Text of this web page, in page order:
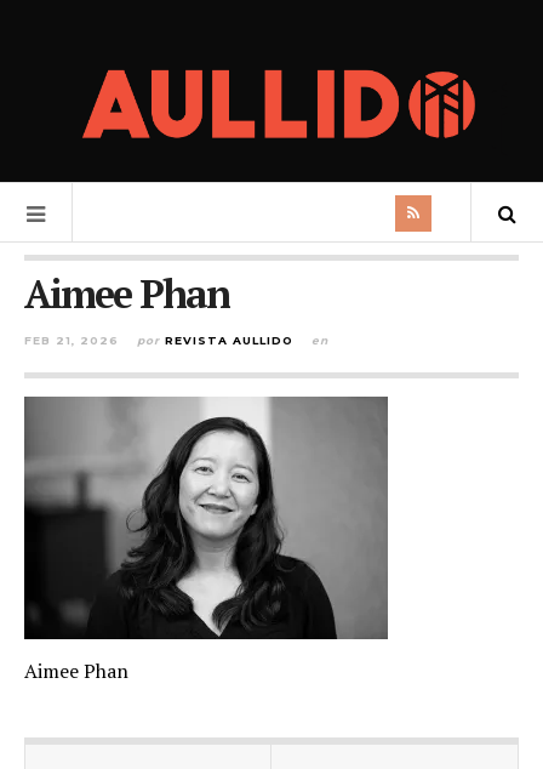
Aimee Phan
FEB 21, 2026 por REVISTA AULLIDO en
Aimee Phan